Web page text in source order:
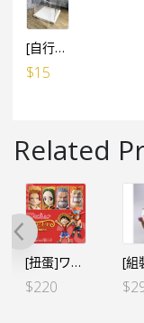
[自行組裝] WCF LOG / 食玩 ／ 景品 多用途防塵展示盒 (設活動門) 10cm高x10cm闊x10cm深
$15
Related
[扭蛋]ワンピの実 海賊王的果實 第二十海戰 全6個SET（行）
$220 $